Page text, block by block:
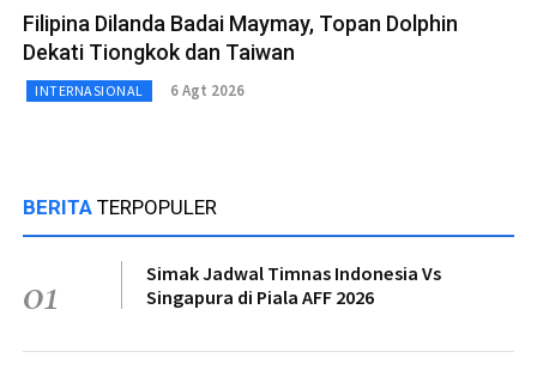
Filipina Dilanda Badai Maymay, Topan Dolphin
Dekati Tiongkok dan Taiwan
INTERNASIONAL 6 Agt 2026
BERITA TERPOPULER
01
Simak Jadwal Timnas Indonesia Vs
Singapura di Piala AFF 2026